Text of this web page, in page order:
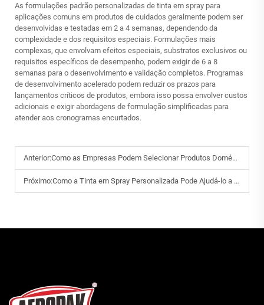
As formulações padrão personalizadas de tinta em spray para
aplicações comuns em produtos de cuidados geralmente podem ser
desenvolvidas e testadas em 2 a 4 semanas, dependendo da
complexidade e dos requisitos especiais. Formulações mais
complexas, que envolvam efeitos especiais, substratos exclusivos ou
requisitos específicos de desempenho, podem exigir de 6 a 8
semanas para o desenvolvimento e validação completos. Programas
de desenvolvimento acelerado podem reduzir os prazos para
lançamentos críticos de produtos, embora isso possa envolver custos
adicionais e exigir abordagens de formulação simplificadas para
atender aos cronogramas encurtados.
Anterior:Como as Empresas Podem Selecionar Produtos Domésticos que Atendam aos Padrões de Sustentabilidade?
Próximo:Como a Tinta em Spray Personalizada Pode Ajudá-lo a Alcançar Resultados Profissionais?